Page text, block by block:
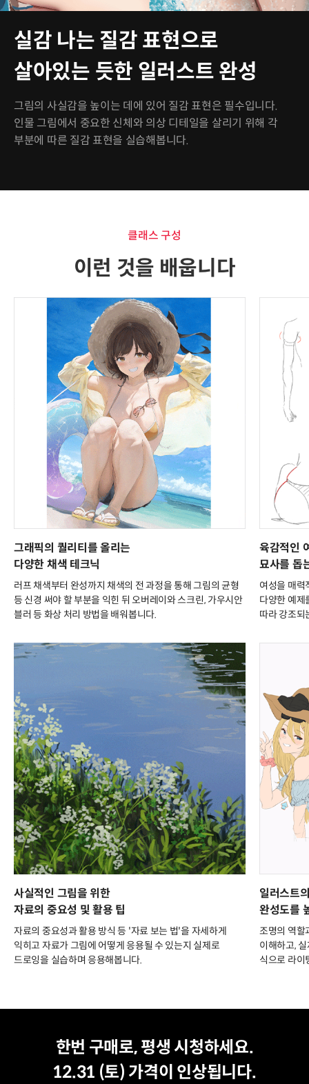
실감 나는 질감 표현으로
살아있는 듯한 일러스트 완성
그림의 사실감을 높이는 데에 있어 질감 표현은 필수입니다.
인물 그림에서 중요한 신체와 의상 디테일을 살리기 위해 각
부분에 따른 질감 표현을 실습해봅니다.
클래스 구성
이런 것을 배웁니다
그래픽의 퀄리티를 올리는
다양한 채색 테크닉
러프 채색부터 완성까지 채색의 전 과정을 통해 그림의 균형
등 신경 써야 할 부분을 익힌 뒤 오버레이와 스크린, 가우시안
블러 등 화상 처리 방법을 배워봅니다.
육감적인
묘사를 돕
여성을 매력
다양한 예제
따라 강조되
사실적인 그림을 위한
자료의 중요성 및 활용 팁
자료의 중요성과 활용 방식 등 '자료 보는 법'을 자세하게
익히고 자료가 그림에 어떻게 응용될 수 있는지 실제로
드로잉을 실습하며 응용해봅니다.
일러스트
완성도를
조명의 역할
이해하고,
식으로 라이
한번 구매로, 평생 시청하세요.
12.31 (토) 가격이 인상됩니다.